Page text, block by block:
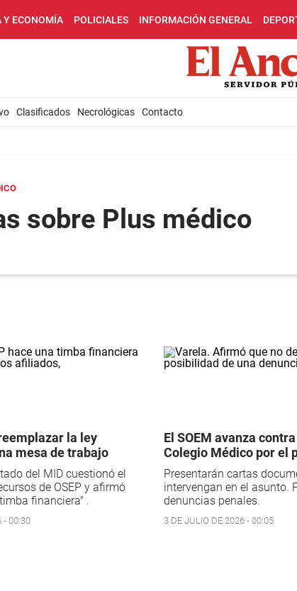
Y ECONOMÍA POLICIALES INFORMACIÓN GENERAL
Clasificados Necrológicas Contacto
sobre Plus médico
la ley
mesa de trabajo
del MID cuestionó el
de OSEP y afirmó
financiera" .
- 00:30
El SOEM avanza contra
Colegio Médico por el
Presentarán cartas
intervengan en el asunto.
denuncias penales.
3 DE JULIO DE 2026 - 00:05